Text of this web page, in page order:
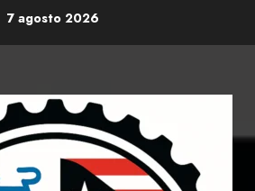
7 agosto 2026